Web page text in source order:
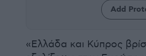
Add
«Ελλάδα και Κύπρος